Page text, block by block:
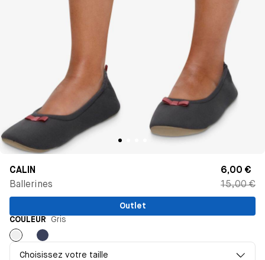
CALIN
Ballerines
6,00 €
15,00 €
Outlet
COULEUR
Gris
Gris
Bleu
Outremer
Choisissez votre taille